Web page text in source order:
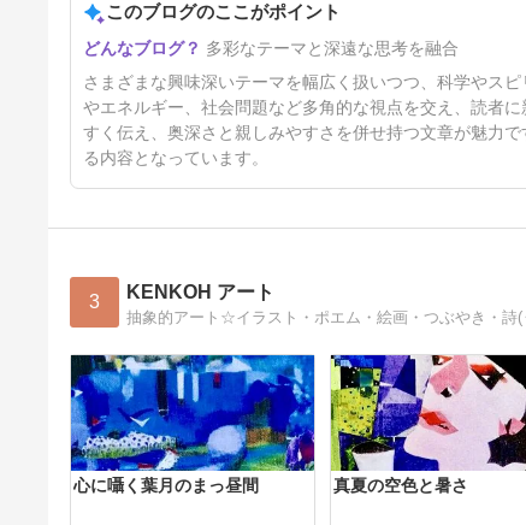
32日前このブログのここがポイント
多彩なテーマと深遠な思考を融合
さまざまな興味深いテーマを幅広く扱いつつ、科学やス
やエネルギー、社会問題など多角的な視点を交え、読者
すく伝え、奥深さと親しみやすさを併せ持つ文章が魅力
る内容となっています。
3 KENKOH アート
抽象的アート☆イラスト・ポエム・絵画・つぶやき・詩(
心に囁く葉月のまっ昼間 真夏の空色と暑さ